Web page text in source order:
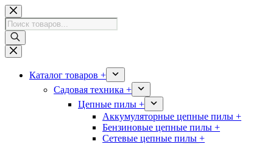
Перейти
к
сути
Поиск
товаров
Каталог товаров +
Садовая техника +
Цепные пилы +
Аккумуляторные цепные пилы +
Бензиновые цепные пилы +
Сетевые цепные пилы +